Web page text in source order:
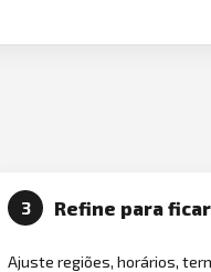
3 Refine para
Ajuste regiões, horários,